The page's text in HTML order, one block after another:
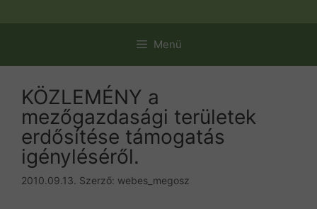
Menü
KÖZLEMÉNY a
mezőgazdasági területek
erdősítése támogatás
igényléséről.
2010.09.13. Szerző: webes_megosz